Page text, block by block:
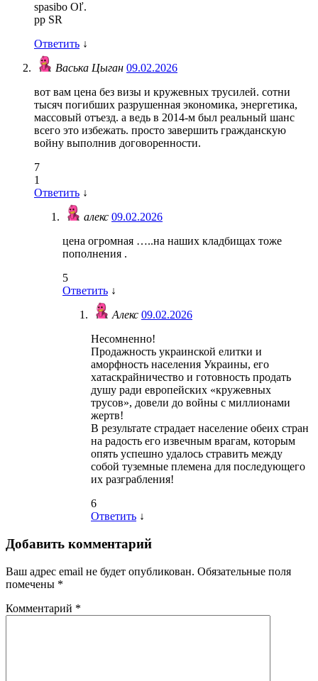
spasibo Oľ.
pp SR
Ответить ↓
Васька Цыган 09.02.2026
вот вам цена без визы и кружевных трусилей. сотни
тысяч погибших разрушенная экономика, энергетика,
массовый отъезд. а ведь в 2014-м был реальный шанс
всего это избежать. просто завершить гражданскую
войну выполнив договоренности.
7
1
Ответить ↓
алекс 09.02.2026
цена огромная …..на наших кладбищах тоже
пополнения .
5
Ответить ↓
Алекс 09.02.2026
Несомненно!
Продажность украинской елитки и
аморфность населения Украины, его
хатаскрайничество и готовность продать
душу ради европейских «кружевных
трусов», довели до войны с миллионами
жертв!
В результате страдает население обеих стран
на радость его извечным врагам, которым
опять успешно удалось стравить между
собой туземные племена для последующего
их разграбления!
6
Ответить ↓
Добавить комментарий
Ваш адрес email не будет опубликован. Обязательные поля
помечены *
Комментарий *